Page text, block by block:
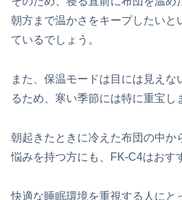
朝方まで温かさをキープしたいと
ているでしょう。
また、保温モードは目には見え
るため、寒い季節には特に重宝し
朝起きたときに冷えた布団の中か
悩みを持つ方にも、FK‑C4はおす
快適な睡眠環境を重視する人にと